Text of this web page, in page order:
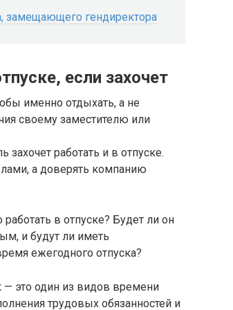
замещающего гендиректора
если захочет
именно отдыхать, а не
своему заместителю или
работать и в отпуске.
а доверять компанию
в отпуске? Будет ли он
и будут ли иметь
ежегодного отпуска?
— это один из видов времени
трудовых обязанностей и